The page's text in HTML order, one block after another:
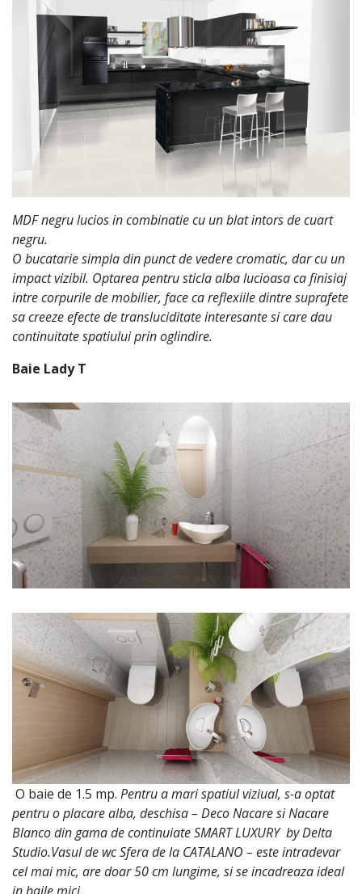
MDF negru lucios in combinatie cu un blat intors de cuart
negru.
O bucatarie simpla din punct de vedere cromatic, dar cu un
impact vizibil. Optarea pentru sticla alba lucioasa ca finisiaj
intre corpurile de mobilier, face ca reflexiile dintre suprafete
sa creeze efecte de transluciditate interesante si care dau
continuitate spatiului prin oglindire.
Baie Lady T
O baie de 1.5 mp. Pentru a mari spatiul viziual, s-a optat
pentru o placare alba, deschisa – Deco Nacare si Nacare
Blanco din gama de continuiate SMART LUXURY by Delta
Studio.Vasul de wc Sfera de la CATALANO – este intradevar
cel mai mic, are doar 50 cm lungime, si se incadreaza ideal